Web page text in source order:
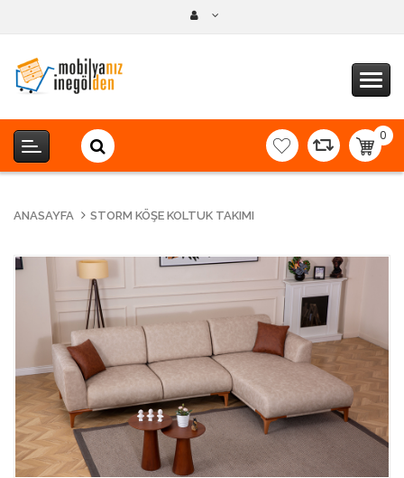
0
-
ANASAYFA STORM KÖŞE KOLTUK TAKIMI